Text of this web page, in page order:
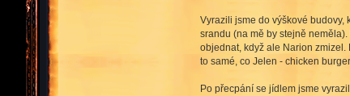
Vyrazili jsme do výškové
srandu (na mě by stejně
objednat, když ale Narion zmizel.
to samé, co Jelen - chicken
Po přecpání se jídlem jsme